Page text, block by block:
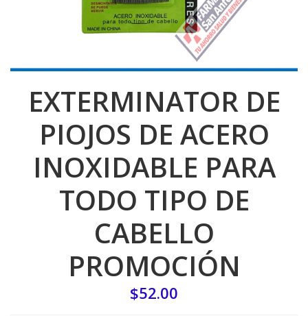
EXTERMINATOR DE
PIOJOS DE ACERO
INOXIDABLE PARA
TODO TIPO DE
CABELLO
PROMOCIÓN
$52.00